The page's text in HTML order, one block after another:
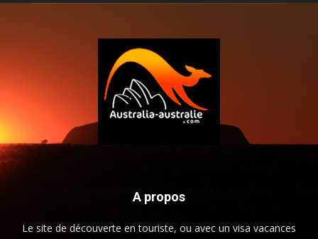
A propos
Le site de découverte en touriste, ou avec un visa vacances